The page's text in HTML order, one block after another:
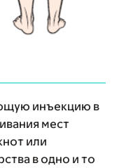
инъекцию в
мест
или
в одно и то